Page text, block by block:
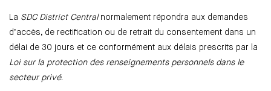
La SDC District Centralnormalement répondra aux demandes
d’accès, de rectification ou de retrait du consentement dans un
délai de 30 jours et ce conformément aux délais prescrits par la
Loi sur la protection des renseignements personnels dans le
secteur privé.